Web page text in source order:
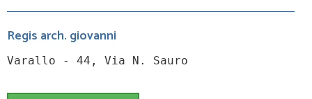
Regis arch. giovanni
Varallo - 44, Via N. Sauro